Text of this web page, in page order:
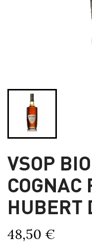
VSOP
COGNAC
HUBERT
48,50 €